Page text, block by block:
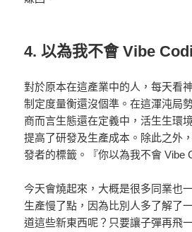
4. 以為我不會 Vibe
對於原本在這產業中的人，每天看
制定度量衡還沒個準。在這渾沌局
商而言生態還在定義中，活生生環
提高了研發及生產成本。除此之外
發者的標籤。『你以為我不會 Vibe
今天會燒起來，大概是很多同業也
生產慢了點，因為比別人多了解了
道這些新東西呢？只要讓子彈再飛